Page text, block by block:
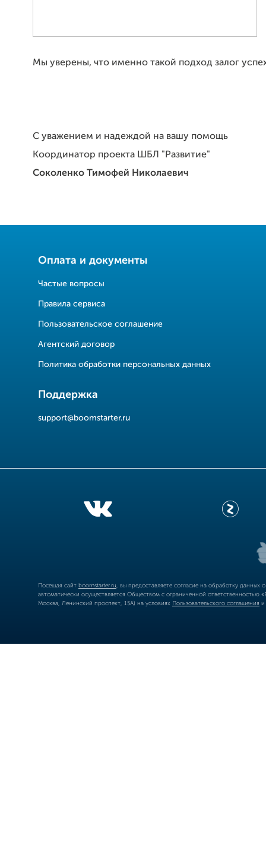
Мы уверены, что именно такой подход залог
С уважением и надеждой на вашу помощь
Координатор проекта ШБЛ "Развитие"
Соколенко Тимофей Николаевич
Оплата и документы
Частые вопросы
Правила сервиса
Пользовательское соглашение
Агентский договор
Политика обработки персональных данных
Поддержка
support@boomstarter.ru
Посещая сайт boomstarter.ru , вы предоставляете согласие на обработку
автоматически осуществляется Обществом с ограниченной
Москва, Ленинский проспект, 15А) на условиях Пользовательского соглашения и